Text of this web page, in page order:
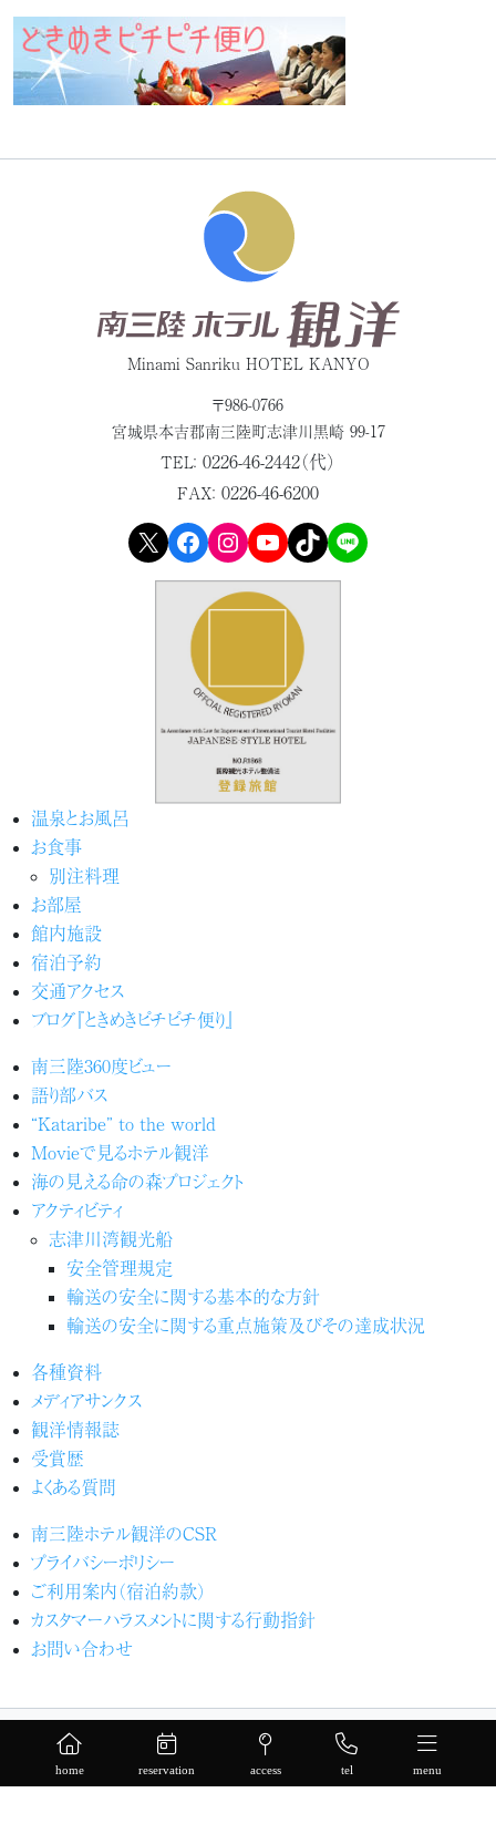
home reservation access tel menu
Minami Sanriku HOTEL KANYO
〒986-0766
宮城県本吉郡南三陸町志津川黒崎 99-17
TEL： 0226-46-2442（代）
FAX： 0226-46-6200
X Facebook Instagram YouTube TikTok LINE
温泉とお風呂
お食事
別注料理
お部屋
館内施設
宿泊予約
交通アクセス
ブログ『ときめきピチピチ便り』
南三陸360度ビュー
語り部バス
“Kataribe” to the world
Movieで見るホテル観洋
海の見える命の森プロジェクト
アクティビティ
志津川湾観光船
安全管理規定
輸送の安全に関する基本的な方針
輸送の安全に関する重点施策及びその達成状況
各種資料
メディアサンクス
観洋情報誌
受賞歴
よくある質問
南三陸ホテル観洋のCSR
プライバシーポリシー
ご利用案内（宿泊約款）
カスタマーハラスメントに関する行動指針
お問い合わせ
Copyright(c) 2026. 【公式】南三陸ホテル観洋. All Rights Reserved.